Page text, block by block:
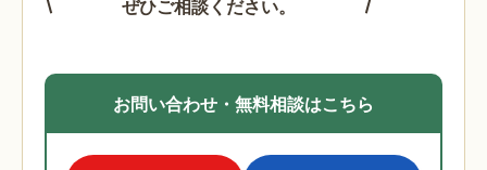
ぜひご相談ください。
お問い合わせ・無料相談はこちら